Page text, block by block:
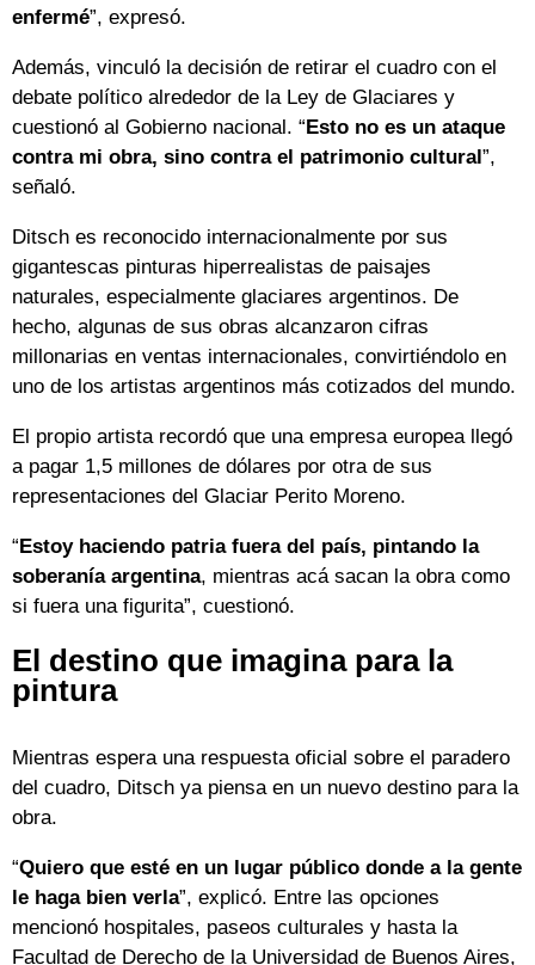
enfermé”, expresó.
Además, vinculó la decisión de retirar el cuadro con el
debate político alrededor de la Ley de Glaciares y
cuestionó al Gobierno nacional. “Esto no es un ataque
contra mi obra, sino contra el patrimonio cultural”,
señaló.
Ditsch es reconocido internacionalmente por sus
gigantescas pinturas hiperrealistas de paisajes
naturales, especialmente glaciares argentinos. De
hecho, algunas de sus obras alcanzaron cifras
millonarias en ventas internacionales, convirtiéndolo en
uno de los artistas argentinos más cotizados del mundo.
El propio artista recordó que una empresa europea llegó
a pagar 1,5 millones de dólares por otra de sus
representaciones del Glaciar Perito Moreno.
“Estoy haciendo patria fuera del país, pintando la
soberanía argentina, mientras acá sacan la obra como
si fuera una figurita”, cuestionó.
El destino que imagina para la
pintura
Mientras espera una respuesta oficial sobre el paradero
del cuadro, Ditsch ya piensa en un nuevo destino para la
obra.
“Quiero que esté en un lugar público donde a la gente
le haga bien verla”, explicó. Entre las opciones
mencionó hospitales, paseos culturales y hasta la
Facultad de Derecho de la Universidad de Buenos Aires,